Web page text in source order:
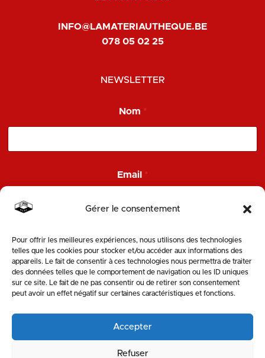
Gérer le consentement
Pour offrir les meilleures expériences, nous utilisons des technologies
telles que les cookies pour stocker et/ou accéder aux informations des
appareils. Le fait de consentir à ces technologies nous permettra de traiter
des données telles que le comportement de navigation ou les ID uniques
sur ce site. Le fait de ne pas consentir ou de retirer son consentement
peut avoir un effet négatif sur certaines caractéristiques et fonctions.
Accepter
Refuser
INFO@LAMATERIAUTHEQUE.BE
078 05 02 25
NEWSLETTER
N
o
Nom *
Email *
ENVOYER
SUIVEZ-NOUS